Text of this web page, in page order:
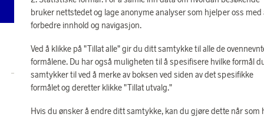
bruker nettstedet og lage anonyme analyser som hjelper oss med
forbedre innhold og navigasjon.
Ved å klikke på "Tillat alle" gir du ditt samtykke til alle de
formålene. Du har også muligheten til å spesifisere hvilke formål
samtykker til ved å merke av boksen ved siden av det spesifikke
formålet og deretter klikke "Tillat utvalg."
Hvis du ønsker å endre ditt samtykke, kan du gjøre dette når som
© 2026 Scandinavian Airlines System-Denmark-Norway-Sweden, org.nr
902001-7720, 195 87 Stockholm
Butikk SAS EuroBonus drives av Crossroads Loyalty Solutions AS (Postboks
Copyright © 2026 Crossroads Loyalty Solutions AS. Alle rettigheter